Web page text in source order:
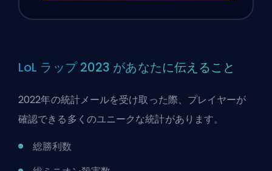
LoL ラップ 2023 があなたに伝えること
2022年の統計メールを受け取った際、プレイヤーが
確認できる多くのユニークな統計があります。
総勝利数